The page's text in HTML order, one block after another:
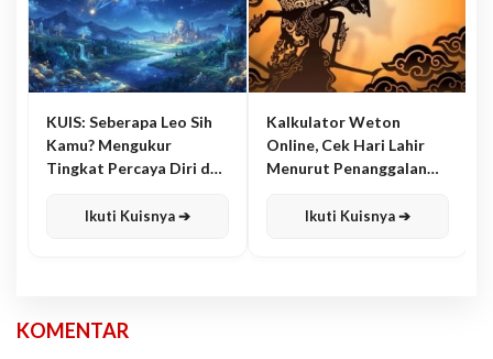
KUIS: Seberapa Leo Sih
Kamu? Mengukur
Tingkat Percaya Diri dan
Ikuti Kuisnya ➔
Kalkulator Weton
Online, Cek Hari Lahir
Menurut Penanggalan
Ikuti Kuisnya ➔
KOMENTAR